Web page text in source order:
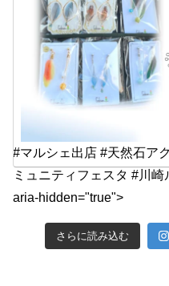
#マルシェ出店 #天然石ア
ミュニティフェスタ #川
aria-hidden="true">
さらに読み込む